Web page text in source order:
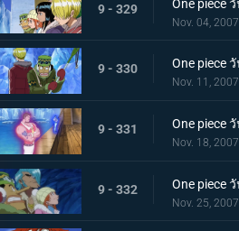
9 - 329
Nov. 04, 2007
9 - 330
Nov. 11, 2007
9 - 331
Nov. 18, 2007
9 - 332
Nov. 25, 2007